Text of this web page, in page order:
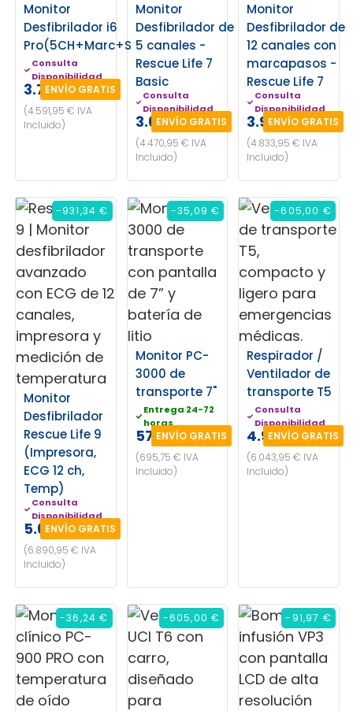
Monitor
Desfibrilador i6
Pro(5CH+Marc+SPo2+PANI+TE
Consulta
Disponibilidad
3.795,00 €
ENVÍO GRATIS
(4.591,95 € IVA
Incluido)
Monitor
Desfibrilador de
5 canales -
Rescue Life 7
Basic
Consulta
Disponibilidad
3.695,00 €
ENVÍO GRATIS
(4.470,95 € IVA
Incluido)
Monitor
Desfibrilador de
12 canales con
marcapasos -
Rescue Life 7
Consulta
Disponibilidad
3.995,00 €
ENVÍO GRATIS
(4.833,95 € IVA
Incluido)
Monitor
Desfibrilador
Rescue Life 9
(Impresora,
ECG 12 ch,
Temp)
Consulta
Disponibilidad
5.695,00 €
ENVÍO GRATIS
(6.890,95 € IVA
Incluido)
-931,34 €
Monitor PC-
3000 de
transporte 7"
Entrega 24-72
horas
575,00 €
ENVÍO GRATIS
(695,75 € IVA
Incluido)
-35,09 €
Respirador /
Ventilador de
transporte T5
Consulta
Disponibilidad
4.995,00 €
ENVÍO GRATIS
(6.043,95 € IVA
Incluido)
-605,00 €
-36,24 € -605,00 € -91,97 €